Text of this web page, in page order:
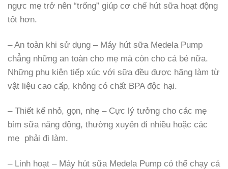
ngực mẹ trở nên “trống” giúp cơ chế hút sữa hoạt động
tốt hơn.
– An toàn khi sử dụng – Máy hút sữa Medela Pump
chẳng những an toàn cho mẹ mà còn cho cả bé nữa.
Những phụ kiện tiếp xúc với sữa đều được hãng làm từ
vật liệu cao cấp, không có chất BPA độc hại.
– Thiết kế nhỏ, gọn, nhẹ – Cực lý tưởng cho các mẹ
bỉm sữa năng động, thường xuyên đi nhiều hoặc các
mẹ phải đi làm.
– Linh hoạt – Máy hút sữa Medela Pump có thể chạy cả